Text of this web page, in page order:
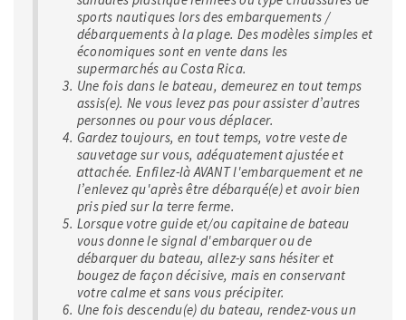
sports nautiques lors des embarquements /
débarquements à la plage. Des modèles simples et
économiques sont en vente dans les
supermarchés au Costa Rica.
Une fois dans le bateau, demeurez en tout temps
assis(e). Ne vous levez pas pour assister d’autres
personnes ou pour vous déplacer.
Gardez toujours, en tout temps, votre veste de
sauvetage sur vous, adéquatement ajustée et
attachée. Enfilez-là AVANT l'embarquement et ne
l’enlevez qu'après être débarqué(e) et avoir bien
pris pied sur la terre ferme.
Lorsque votre guide et/ou capitaine de bateau
vous donne le signal d'embarquer ou de
débarquer du bateau, allez-y sans hésiter et
bougez de façon décisive, mais en conservant
votre calme et sans vous précipiter.
Une fois descendu(e) du bateau, rendez-vous un